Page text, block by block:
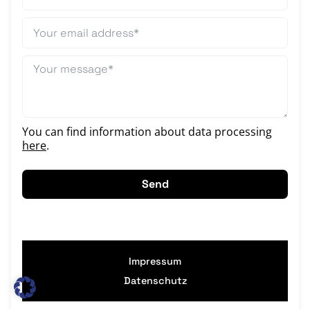
You can find information about data processing
here.
Send
Impressum
Datenschutz